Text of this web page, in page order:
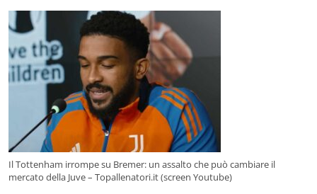
Il Tottenham irrompe su Bremer: un assalto che può cambiare il
mercato della Juve – Topallenatori.it (screen Youtube)